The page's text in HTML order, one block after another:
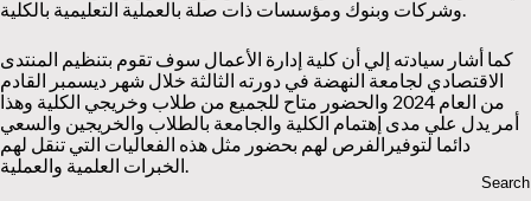
كما أشار سيادته إلي أن كلية إدارة الأعمال سوف تقوم بتنظيم المنتدى
الاقتصادي لجامعة النهضة في دورته الثالثة خلال شهر ديسمبر القادم
من العام 2024 والحضور متاح للجميع من طلاب وخريجي الكلية وهذا
أمر يدل علي مدى إهتمام الكلية والجامعة بالطلاب والخريجين والسعي
دائما لتوفيرالفرص لهم بحضور مثل هذه الفعاليات التي تنقل لهم